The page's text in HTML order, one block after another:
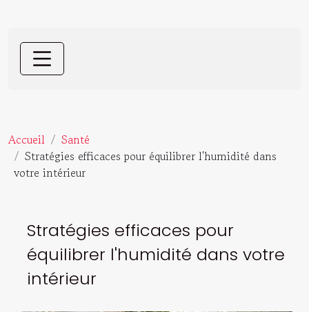
Accueil
Santé
Stratégies efficaces pour équilibrer l'humidité dans
votre intérieur
Stratégies efficaces pour
équilibrer l'humidité dans votre
intérieur